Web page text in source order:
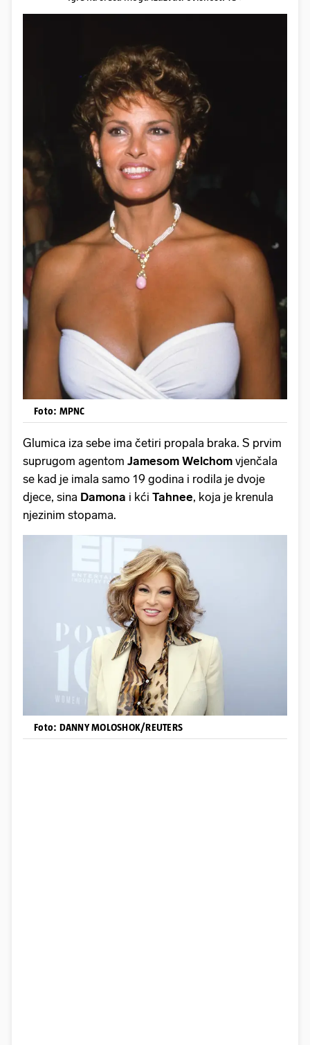
Foto: MPNC
Glumica iza sebe ima četiri propala braka. S prvim
suprugom agentom Jamesom Welchom vjenčala
se kad je imala samo 19 godina i rodila je dvoje
djece, sina Damona i kći Tahnee, koja je krenula
njezinim stopama.
Foto: DANNY MOLOSHOK/REUTERS